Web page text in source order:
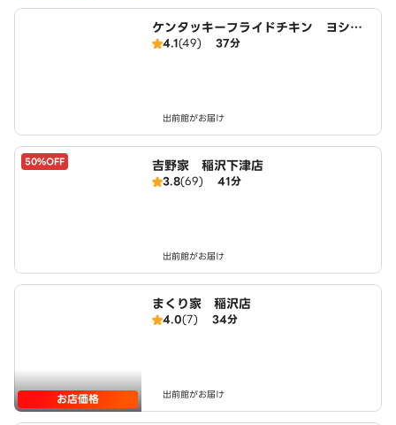
ケンタッキーフライドチキン ヨシヅ
ヤ清洲店
4.1(49) 37分
出前館がお届け
50%OFF 吉野家 稲沢下津店
3.8(69) 41分
出前館がお届け
お店価格
まくり家 稲沢店
4.0(7) 34分
出前館がお届け